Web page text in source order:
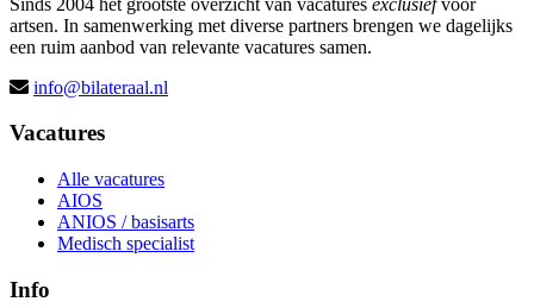
artsen. In samenwerking met diverse partners brengen we dagelijks
een ruim aanbod van relevante vacatures samen.
info@bilateraal.nl
Vacatures
Alle vacatures
AIOS
ANIOS / basisarts
Medisch specialist
Info